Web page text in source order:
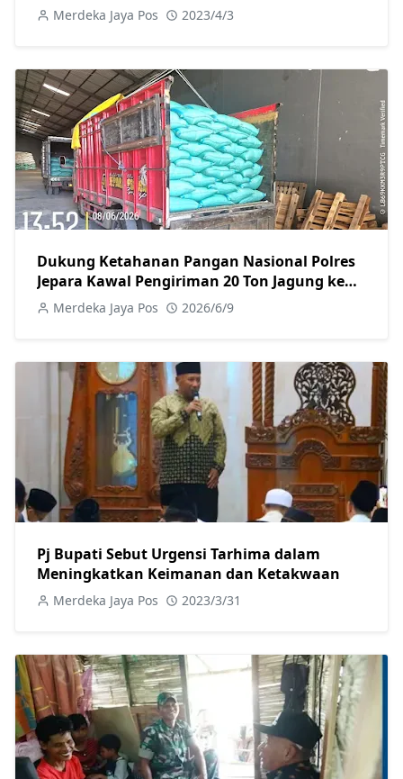
Merdeka Jaya Pos 2023/4/3
Dukung Ketahanan Pangan Nasional Polres
Jepara Kawal Pengiriman 20 Ton Jagung ke
Bulog Pati
Merdeka Jaya Pos 2026/6/9
Pj Bupati Sebut Urgensi Tarhima dalam
Meningkatkan Keimanan dan Ketakwaan
Merdeka Jaya Pos 2023/3/31